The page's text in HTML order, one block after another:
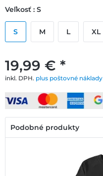
19,99 € *
inkl. DPH. plus poštovné náklady
Veľkosť : S
S M L XL
Podobné produkty